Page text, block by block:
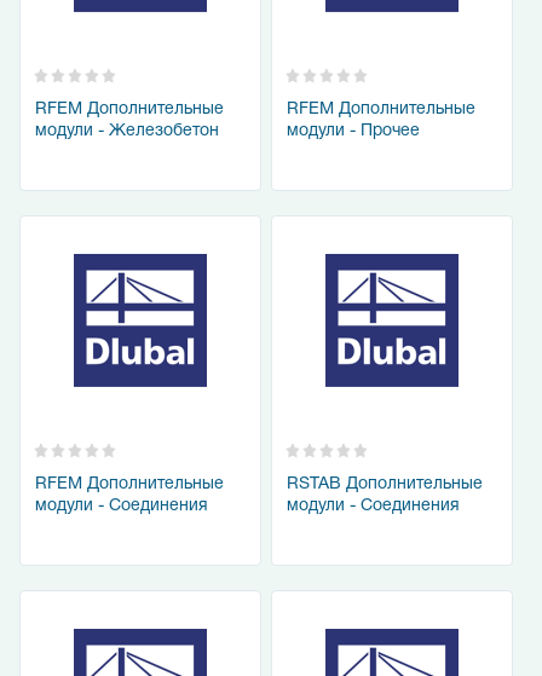
RFEM Дополнительные
модули - Железобетон
RFEM Дополнительные
модули - Прочее
RFEM Дополнительные
модули - Соединения
RSTAB Дополнительные
модули - Соединения